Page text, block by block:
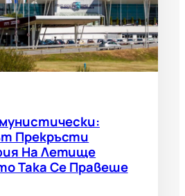
Прекръсти
На Летище
Така Се Правеше